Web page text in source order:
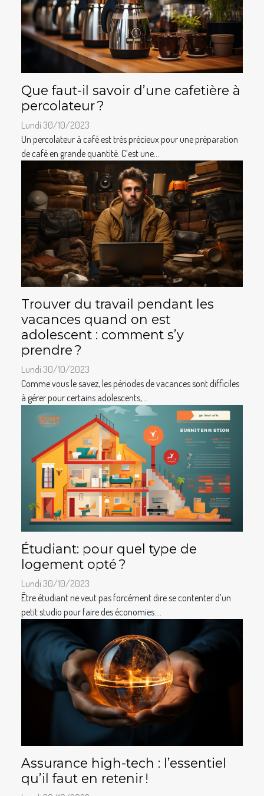
Que faut-il savoir d’une cafetière à
percolateur ?
Lundi 30/10/2023
Un percolateur à café est très précieux pour une préparation
de café en grande quantité. C’est une...
Trouver du travail pendant les
vacances quand on est
adolescent : comment s’y
prendre ?
Lundi 30/10/2023
Comme vous le savez, les périodes de vacances sont difficiles
à gérer pour certains adolescents,...
Étudiant: pour quel type de
logement opté ?
Lundi 30/10/2023
Être étudiant ne veut pas forcément dire se contenter d’un
petit studio pour faire des économies....
Assurance high-tech : l’essentiel
qu’il faut en retenir !